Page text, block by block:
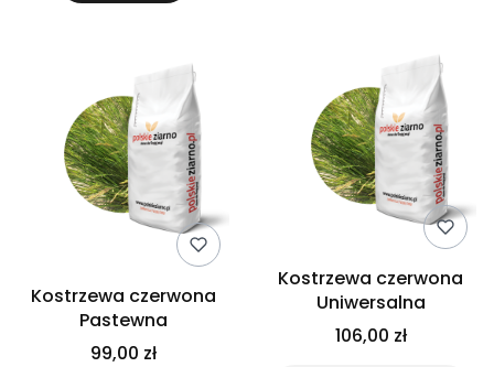
Kostrzewa czerwona
Pastewna
99,00 zł
Kostrzewa czerwona
Uniwersalna
106,00 zł